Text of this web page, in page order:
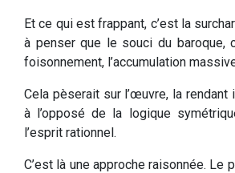
Et ce qui est frappant, c’est la
à penser que le souci du baroque,
foisonnement, l’accumulation
Cela pèserait sur l’œuvre, la
à l’opposé de la logique
l’esprit rationnel.
C’est là une approche raisonnée. Le